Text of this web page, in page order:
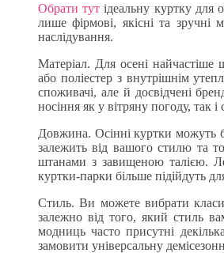
Обрати тут ідеальну куртку для
лише фірмові, якісні та
наслідування.
Матеріал. Для осені
або поліестер з внутрішнім
споживачі, але й досвідчені
носіння як у вітряну погоду, так
Довжина. Осінні куртки можуть
залежить від вашого стилю та
штанами з завищеною талією.
куртки-парки більше підійдуть
Стиль. Ви можете вибрати
залежно від того, який стиль
модниць часто присутні
замовити універсальну